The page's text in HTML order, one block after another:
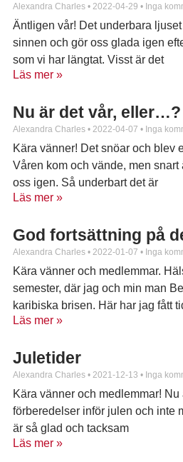
Alexandra Charles 2022-04-29 Inga
Äntligen vår! Det underbara
sinnen och gör oss glada igen
som vi har längtat. Visst är det
Läs mer »
Nu är det vår, eller…?
Alexandra Charles 2022-04-07 Inga
Kära vänner! Det snöar och blev
Våren kom och vände, men
oss igen. Så underbart det är
Läs mer »
God fortsättning på
Alexandra Charles 2022-01-07 Inga
Kära vänner och medlemmar.
semester, där jag och min man
karibiska brisen. Här har jag fått
Läs mer »
Juletider
Alexandra Charles 2021-12-13 Inga
Kära vänner och medlemmar! Nu
förberedelser inför julen och inte
är så glad och tacksam
Läs mer »